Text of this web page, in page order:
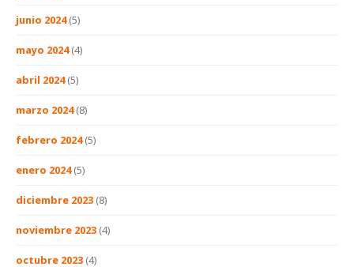
junio 2024(5)
mayo 2024(4)
abril 2024(5)
marzo 2024(8)
febrero 2024(5)
enero 2024(5)
diciembre 2023 (8)
noviembre 2023 (4)
octubre 2023 (4)